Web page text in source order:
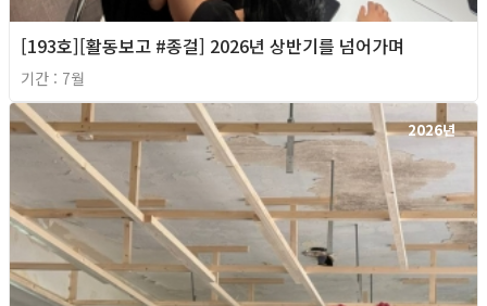
[193호][활동보고 #종걸] 2026년 상반기를 넘어가며
기간 : 7월
2026년